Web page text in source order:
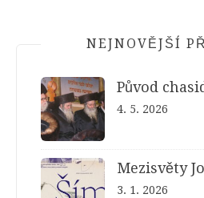
NEJNOVĚJŠÍ
Původ
4. 5. 2026
Mezisvěty
3. 1. 2026